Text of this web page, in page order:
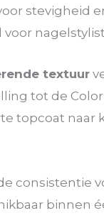
stevigheid
textuur
tot de
topcoat naar
consistentie
binnen